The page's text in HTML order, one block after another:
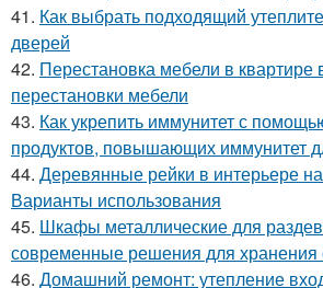
41. Как выбрать подходящий
дверей
42. Перестановка мебели в
перестановки мебели
43. Как укрепить иммунитет с
продуктов, повышающих иммунитет
44. Деревянные рейки в интерьере на
Варианты использования
45. Шкафы металлические для
современные решения для
46. Домашний ремонт: утепление